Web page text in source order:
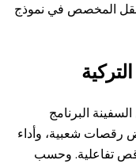
المخصص في نموذج
البرنامج
رقصات شعبية، وأداء
تفاعلية. وحسب